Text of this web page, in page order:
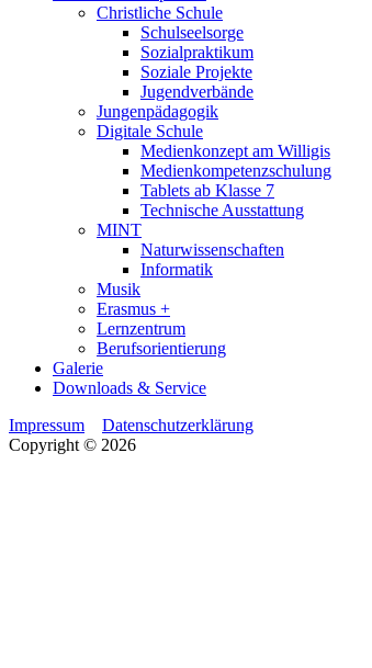
Christliche Schule
Schulseelsorge
Sozialpraktikum
Soziale Projekte
Jugendverbände
Jungenpädagogik
Digitale Schule
Medienkonzept am Willigis
Medienkompetenzschulung
Tablets ab Klasse 7
Technische Ausstattung
MINT
Naturwissenschaften
Informatik
Musik
Erasmus +
Lernzentrum
Berufsorientierung
Galerie
Downloads & Service
Impressum
Datenschutzerklärung
Copyright © 2026